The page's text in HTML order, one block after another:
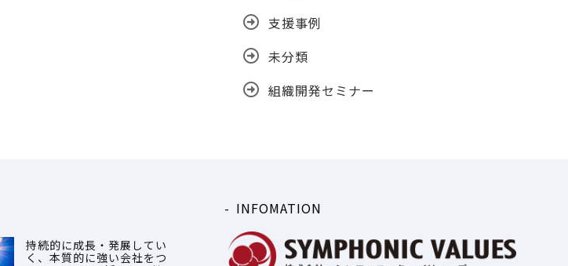
支援事例
未分類
組織開発セミナー
持続的に成長・発展してい
く、本質的に強い会社をつ
INFOMATION